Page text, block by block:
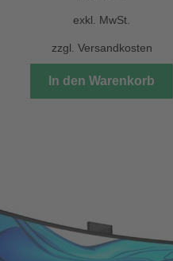
exkl. MwSt.
zzgl. Versandkosten
In den Warenkorb